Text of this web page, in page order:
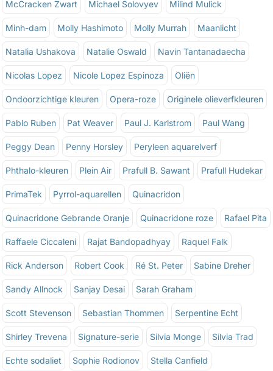
McCracken Zwart Michael Solovyev Milind Mulick
Minh-dam Molly Hashimoto Molly Murrah Maanlicht
Natalia Ushakova Natalie Oswald Navin Tantanadaecha
Nicolas Lopez Nicole Lopez Espinoza Oliën
Ondoorzichtige kleuren Opera-roze Originele olieverfkleuren
Pablo Ruben Pat Weaver Paul J. Karlstrom Paul Wang
Peggy Dean Penny Horsley Peryleen aquarelverf
Phthalo-kleuren Plein Air Prafull B. Sawant Prafull Hudekar
PrimaTek Pyrrol-aquarellen Quinacridon
Quinacridone Gebrande Oranje Quinacridone roze Rafael Pita
Raffaele Ciccaleni Rajat Bandopadhyay Raquel Falk
Rick Anderson Robert Cook Ré St. Peter Sabine Dreher
Sandy Allnock Sanjay Desai Sarah Graham
Scott Stevenson Sebastian Thommen Serpentine Echt
Shirley Trevena Signature-serie Silvia Monge Silvia Trad
Echte sodaliet Sophie Rodionov Stella Canfield